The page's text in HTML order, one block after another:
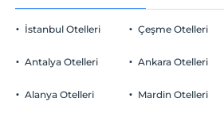
Otopark
En geç saat 12:00 ve öncesi
Evcil Hayvan
İstanbul Otelleri
Antalya Otelleri
Alanya Otelleri
Çeşme Otelleri
Ankara Otelleri
Mardin Otelleri